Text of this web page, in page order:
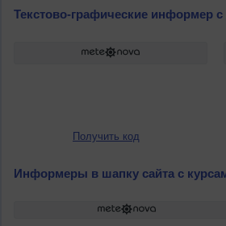
Текстово-графические информер
Получить код
Информеры в шапку сайта с